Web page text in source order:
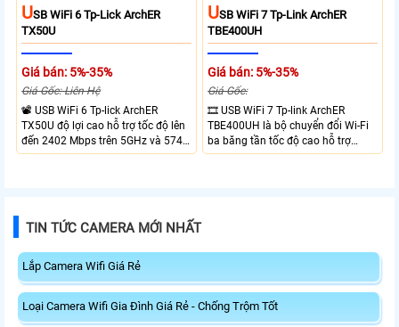
USB WiFi 6 Tp-Lick ArchER
TX50U
Giá bán: 5%-35%
Giá Gốc: Liên Hệ
📽 USB WiFi 6 Tp-lick ArchER
TX50U độ lợi cao hỗ trợ tốc độ lên
đến 2402 Mbps trên 5GHz và 574
Mbps trên 2.4GHz mang đến kết
liệu nhanh, kết hợp WPA3 tăng
USB WiFi 7 Tp-Link ArchER
TBE400UH
Giá bán: 5%-35%
Giá Gốc:
🎞 USB WiFi 7 Tp-link ArchER
TBE400UH là bộ chuyển đổi Wi-Fi
ba băng tần tốc độ cao hỗ trợ
2882 Mbps trên 6GHz, 2882 Mbps
TIN TỨC CAMERA MỚI NHẤT
Lắp Camera Wifi Giá Rẻ
Loại Camera Wifi Gia Đình Giá Rẻ - Chống Trộm Tốt